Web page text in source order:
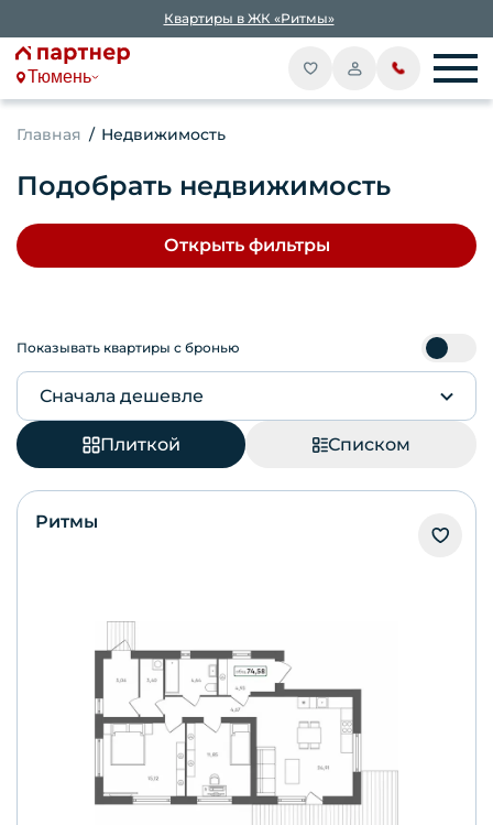
Квартиры в ЖК «Ритмы»
Тюмень
Главная Недвижимость
Подобрать недвижимость
Открыть фильтры
Показывать квартиры с бронью
Сначала дешевле
Плиткой Списком
Ритмы